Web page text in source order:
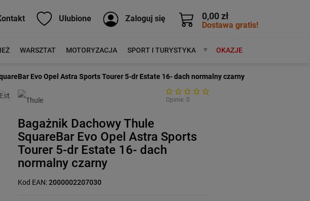
0,00 zł
Dostawa gratis!
Ulubione Zaloguj się
WARSZTAT MOTORYZACJA SPORT I TURYSTYKA MARKIOKAZJE
Evo Opel Astra Sports Tourer 5-dr Estate 16- dach normalny czarny
Opinie: 0
Bagażnik Dachowy Thule
SquareBar Evo Opel Astra Sports
Tourer 5-dr Estate 16- dach
normalny czarny
Kod EAN:2000002207030